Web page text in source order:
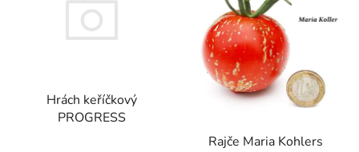
Hrách keříčkový
PROGRESS
Rajče Maria Kohlers